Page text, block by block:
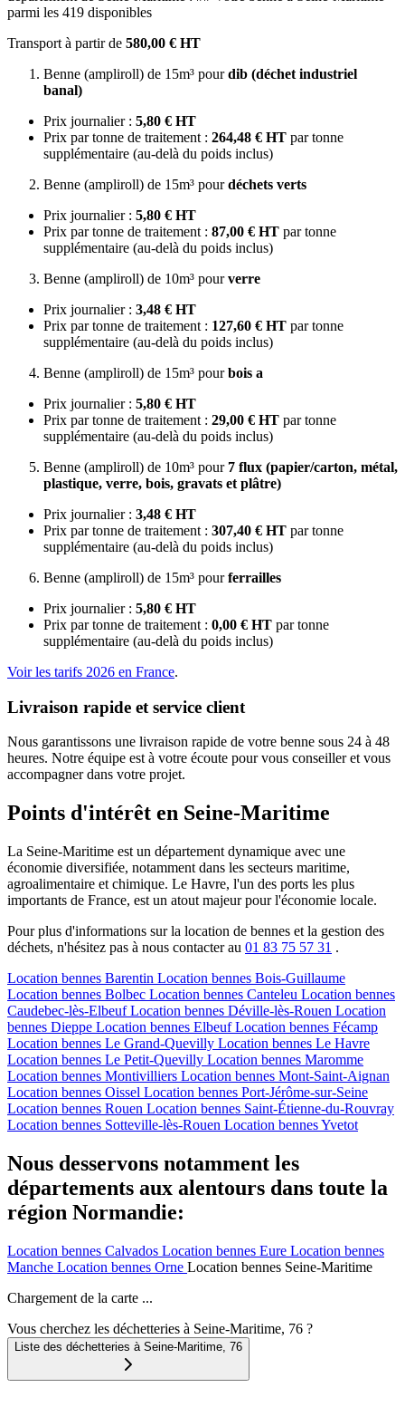
parmi les 419 disponibles
Transport à partir de 580,00 € HT
Benne (ampliroll) de 15m³ pourdib (déchet industriel
banal)
Prix journalier : 5,80 € HT
Prix par tonne de traitement : 264,48 € HT par tonne
supplémentaire (au-delà du poids inclus)
Benne (ampliroll) de 15m³ pourdéchets verts
Prix journalier : 5,80 € HT
Prix par tonne de traitement : 87,00 € HT par tonne
supplémentaire (au-delà du poids inclus)
Benne (ampliroll) de 10m³ pourverre
Prix journalier : 3,48 € HT
Prix par tonne de traitement : 127,60 € HT par tonne
supplémentaire (au-delà du poids inclus)
Benne (ampliroll) de 15m³ pourbois a
Prix journalier : 5,80 € HT
Prix par tonne de traitement : 29,00 € HT par tonne
supplémentaire (au-delà du poids inclus)
Benne (ampliroll) de 10m³ pour 7 flux (papier/carton, métal,
plastique, verre, bois, gravats et plâtre)
Prix journalier : 3,48 € HT
Prix par tonne de traitement : 307,40 € HT par tonne
supplémentaire (au-delà du poids inclus)
Benne (ampliroll) de 15m³ pourferrailles
Prix journalier : 5,80 € HT
Prix par tonne de traitement : 0,00 € HT par tonne
supplémentaire (au-delà du poids inclus)
Voir les tarifs 2026 en France.
Livraison rapide et service client
Nous garantissons une livraison rapide de votre benne sous 24 à 48
heures. Notre équipe est à votre écoute pour vous conseiller et vous
accompagner dans votre projet.
Points d'intérêt en Seine-Maritime
La Seine-Maritime est un département dynamique avec une
économie diversifiée, notamment dans les secteurs maritime,
agroalimentaire et chimique. Le Havre, l'un des ports les plus
importants de France, est un atout majeur pour l'économie locale.
Pour plus d'informations sur la location de bennes et la gestion des
déchets, n'hésitez pas à nous contacter au 01 83 75 57 31 .
Location bennes Barentin Location bennes Bois-Guillaume
Location bennes Bolbec Location bennes Canteleu Location bennes
Caudebec-lès-Elbeuf Location bennes Déville-lès-Rouen Location
bennes Dieppe Location bennes Elbeuf Location bennes Fécamp
Location bennes Le Grand-Quevilly Location bennes Le Havre
Location bennes Le Petit-Quevilly Location bennes Maromme
Location bennes Montivilliers Location bennes Mont-Saint-Aignan
Location bennes Oissel Location bennes Port-Jérôme-sur-Seine
Location bennes Rouen Location bennes Saint-Étienne-du-Rouvray
Location bennes Sotteville-lès-Rouen Location bennesYvetot
Nous desservons notamment les
départements aux alentours dans toute la
région Normandie:
Location bennes Calvados Location bennes Eure Location bennes
Manche Location bennes Orne Location bennes Seine-Maritime
Chargement de la carte ...
Vous cherchez les déchetteries à Seine-Maritime, 76 ?
Liste des déchetteries à Seine-Maritime, 76